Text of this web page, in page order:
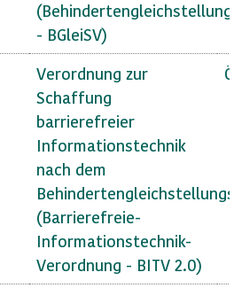
- BGleiSV)
Verordnung zur
Schaffung
barrierefreier
Informationstechnik
nach dem
(Barrierefreie-
Informationstechnik-
Verordnung - BITV 2.0)